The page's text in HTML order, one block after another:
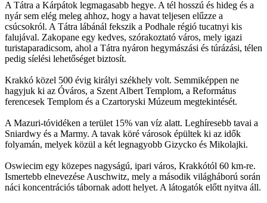
A Tátra a Kárpátok legmagasabb hegye. A tél hosszú és hideg és a
nyár sem elég meleg ahhoz, hogy a havat teljesen elűzze a
csúcsokról. A Tátra lábánál fekszik a Podhale régió tucatnyi kis
falujával. Zakopane egy kedves, szórakoztató város, mely igazi
turistaparadicsom, ahol a Tátra nyáron hegymászási és túrázási, télen
pedig síelési lehetőséget biztosít.
Krakkó közel 500 évig királyi székhely volt. Semmiképpen ne
hagyjuk ki az Óváros, a Szent Albert Templom, a Református
ferencesek Templom és a Czartoryski Múzeum megtekintését.
A Mazuri-tóvidéken a terület 15% van víz alatt. Leghíresebb tavai a
Sniardwy és a Marmy. A tavak köré városok épültek ki az idők
folyamán, melyek közül a két legnagyobb Gizycko és Mikolajki.
Oswiecim egy közepes nagyságú, ipari város, Krakkótól 60 km-re.
Ismertebb elnevezése Auschwitz, mely a második világháború során
náci koncentrációs tábornak adott helyet. A látogatók előtt nyitva áll.